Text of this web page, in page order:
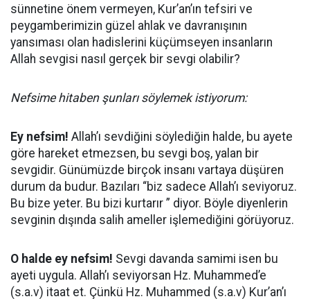
sünnetine önem vermeyen, Kur’an’ın tefsiri ve
peygamberimizin güzel ahlak ve davranışının
yansıması olan hadislerini küçümseyen insanların
Allah sevgisi nasıl gerçek bir sevgi olabilir?
Nefsime hitaben şunları söylemek istiyorum:
Ey nefsim! Allah’ı sevdiğini söylediğin halde, bu ayete
göre hareket etmezsen, bu sevgi boş, yalan bir
sevgidir. Günümüzde birçok insanı vartaya düşüren
durum da budur. Bazıları “biz sadece Allah’ı seviyoruz.
Bu bize yeter. Bu bizi kurtarır ” diyor. Böyle diyenlerin
sevginin dışında salih ameller işlemediğini görüyoruz.
O halde ey nefsim! Sevgi davanda samimi isen bu
ayeti uygula. Allah’ı seviyorsan Hz. Muhammed’e
(s.a.v) itaat et. Çünkü Hz. Muhammed (s.a.v) Kur’an’ı